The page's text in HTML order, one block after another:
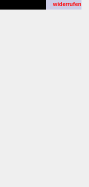
widerrufen